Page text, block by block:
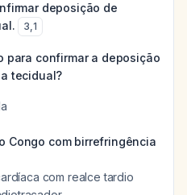
deposição de
3,1
para confirmar a deposição
tecidual?
Congo com birrefringência
com realce tardio